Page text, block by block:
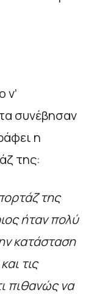
ν’
συνέβησαν
η
της:
της
ήταν πολύ
κατάσταση
τις
πιθανώς να